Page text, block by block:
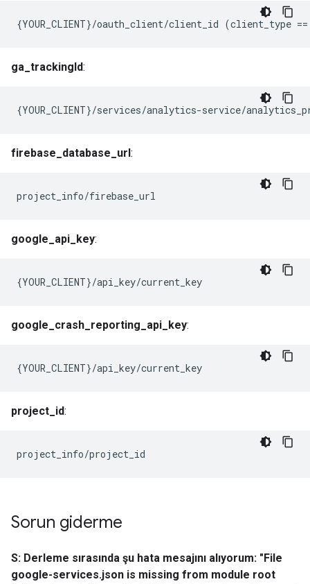
{YOUR_CLIENT}/oauth_client/client_id (client_type ==
ga_trackingId:
{YOUR_CLIENT}/services/analytics-service/
firebase_database_url:
project_info/firebase_url
google_api_key:
{YOUR_CLIENT}/api_key/current_key
google_crash_reporting_api_key:
{YOUR_CLIENT}/api_key/current_key
project_id:
project_info/project_id
Sorun giderme
S: Derleme sırasında şu hata mesajını alıyorum: "File
google-services.json is missing from module root